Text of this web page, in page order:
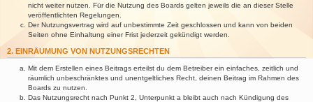
nicht weiter nutzen. Für die Nutzung des Boards gelten jeweils die an dieser Stelle
veröffentlichten Regelungen.
Der Nutzungsvertrag wird auf unbestimmte Zeit geschlossen und kann von beiden
Seiten ohne Einhaltung einer Frist jederzeit gekündigt werden.
2. EINRÄUMUNG VON NUTZUNGSRECHTEN
Mit dem Erstellen eines Beitrags erteilst du dem Betreiber ein einfaches, zeitlich und
räumlich unbeschränktes und unentgeltliches Recht, deinen Beitrag im Rahmen des
Boards zu nutzen.
Das Nutzungsrecht nach Punkt 2, Unterpunkt a bleibt auch nach Kündigung des